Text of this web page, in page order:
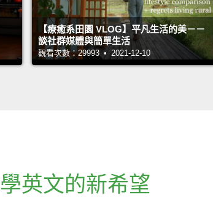
【療癒系田園 VLOG】平凡生活的美－－
談社群媒體與簡單生活
觀看次數：29993 • 2021-12-10
學英文的新希望